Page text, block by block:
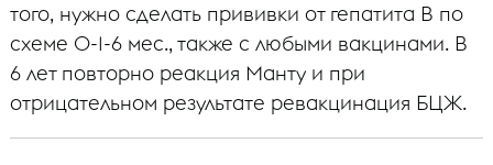
того, нужно сделать прививки от гепатита В по
схеме 0-1-6 мес., также с любыми вакцинами. В
6 лет повторно реакция Манту и при
отрицательном результате ревакцинация БЦЖ.